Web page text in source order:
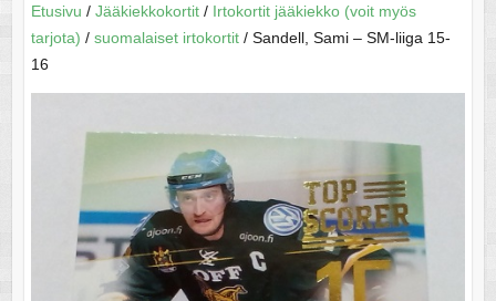
Etusivu / Jääkiekkokortit/ Irtokortit jääkiekko (voit myös
tarjota) / suomalaiset irtokortit/ Sandell, Sami – SM-liiga 15-
16